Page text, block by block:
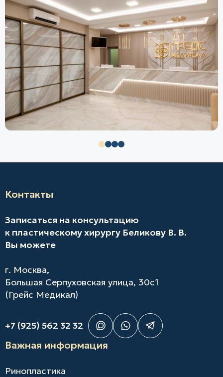
Важная информация
Ринопластика
Контакты
Записаться на консультацию
к пластическому хирургу Беликову В. В.
Вы можете
г. Москва,
Большая Серпуховская улица, 30с1
(Грейс Медикал)
+7 (925) 562 32 32